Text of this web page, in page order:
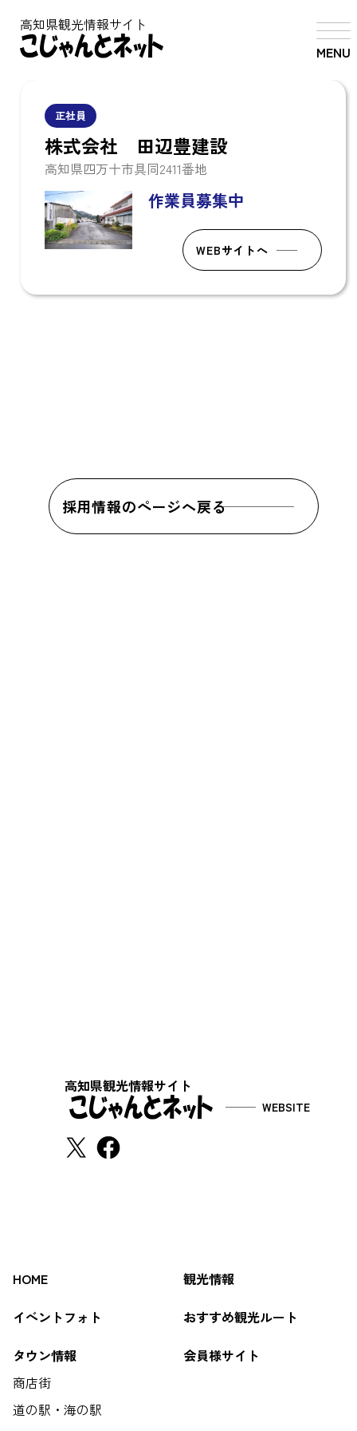
MENU
高知県観光情報サイト
正社員
株式会社 田辺豊建設
高知県四万十市具同2411番地
作業員募集中
WEBサイトへ
採用情報のページへ戻る
高知県観光情報サイト
WEBSITE
HOME
観光情報
イベントフォト
おすすめ観光ルート
タウン情報
商店街
道の駅・海の駅
会員様サイト